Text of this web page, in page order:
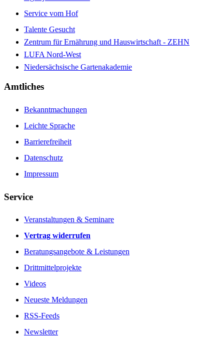
Service vom Hof
Talente Gesucht
Zentrum für Ernährung und Hauswirtschaft - ZEHN
LUFA Nord-West
Niedersächsische Gartenakademie
Amtliches
Bekanntmachungen
Leichte Sprache
Barrierefreiheit
Datenschutz
Impressum
Service
Veranstaltungen & Seminare
Vertrag widerrufen
Beratungsangebote & Leistungen
Drittmittelprojekte
Videos
Neueste Meldungen
RSS-Feeds
Newsletter